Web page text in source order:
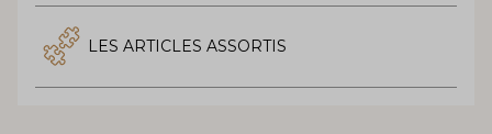
LES ARTICLES ASSORTIS